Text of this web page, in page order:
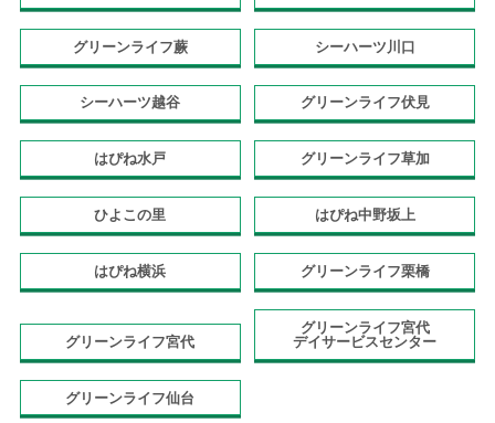
グリーンライフ蕨 シーハーツ川口
シーハーツ越谷 グリーンライフ伏見
はぴね水戸 グリーンライフ草加
ひよこの里 はぴね中野坂上
はぴね横浜 グリーンライフ栗橋
グリーンライフ宮代
グリーンライフ宮代
デイサービスセンター
グリーンライフ仙台